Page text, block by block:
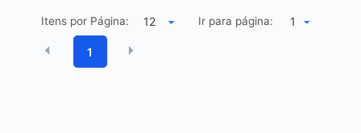
Itens por Página: Ir para página: 1
1